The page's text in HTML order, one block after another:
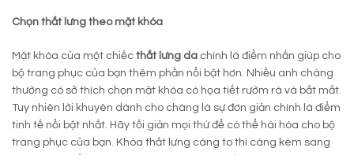
Chọn thắt lưng theo mặt khóa
Mặt khóa của một chiếc thắt lưng da chính là điểm nhấn giúp cho
bộ trang phục của bạn thêm phần nổi bật hơn. Nhiều anh chàng
thường có sở thích chọn mặt khóa có họa tiết rườm rà và bắt mắt.
Tuy nhiên lời khuyên dành cho chàng là sự đơn giản chính là điểm
tinh tế nổi bật nhất. Hãy tối giản mọi thứ để có thể hài hòa cho bộ
trang phục của bạn. Khóa thắt lưng càng to thì càng kém sang